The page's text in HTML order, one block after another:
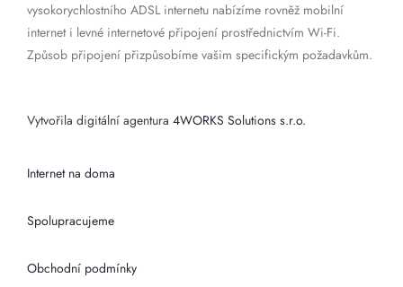
vysokorychlostního ADSL internetu nabízíme rovněž mobilní
internet i levné internetové připojení prostřednictvím Wi-Fi.
Způsob připojení přizpůsobíme vašim specifickým požadavkům.
Vytvořila digitální agentura 4WORKS Solutions s.r.o.
Internet na doma
Spolupracujeme
Obchodní podmínky